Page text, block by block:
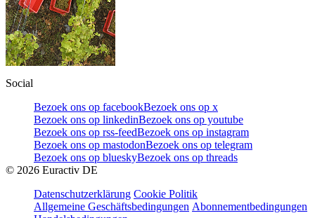
Social
Bezoek ons op facebookBezoek ons op x
Bezoek ons op linkedinBezoek ons op youtube
Bezoek ons op rss-feedBezoek ons op instagram
Bezoek ons op mastodonBezoek ons op telegram
Bezoek ons op blueskyBezoek ons op threads
© 2026 Euractiv DE
Datenschutzerklärung Cookie Politik
Allgemeine Geschäftsbedingungen Abonnementbedingungen